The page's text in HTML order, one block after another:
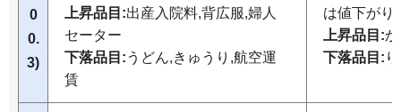
0
0.
3)
上昇品目:出産入院料,背広服,婦人
セーター
下落品目: うどん,きゅうり,航空運
賃
は値下がり
上昇品目:
下落品目: